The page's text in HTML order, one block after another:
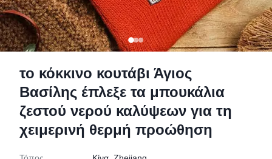
το κόκκινο κουτάβι Άγιος
Βασίλης έπλεξε τα μπουκάλια
ζεστού νερού καλύψεων για τη
χειμερινή θερμή προώθηση